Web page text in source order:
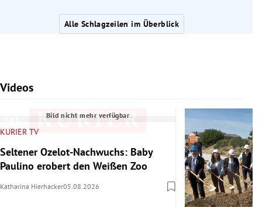
Alle Schlagzeilen im Überblick
Videos
Slide 1 von 7
Bild nicht mehr verfügbar
KURIER TV
Seltener Ozelot-Nachwuchs: Baby
Paulino erobert den Weißen Zoo
Katharina Hierhacker05.08.2026